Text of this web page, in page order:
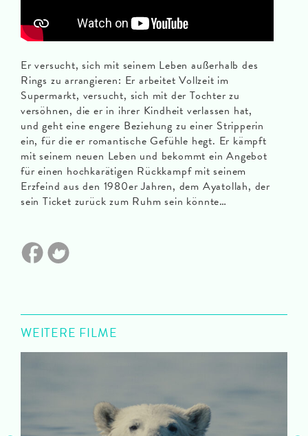
Er versucht, sich mit seinem Leben außerhalb des
Rings zu arrangieren: Er arbeitet Vollzeit im
Supermarkt, versucht, sich mit der Tochter zu
versöhnen, die er in ihrer Kindheit verlassen hat,
und geht eine engere Beziehung zu einer Stripperin
ein, für die er romantische Gefühle hegt. Er kämpft
mit seinem neuen Leben und bekommt ein Angebot
für einen hochkarätigen Rückkampf mit seinem
Erzfeind aus den 1980er Jahren, dem Ayatollah, der
sein Ticket zurück zum Ruhm sein könnte…
WEITERE FILME